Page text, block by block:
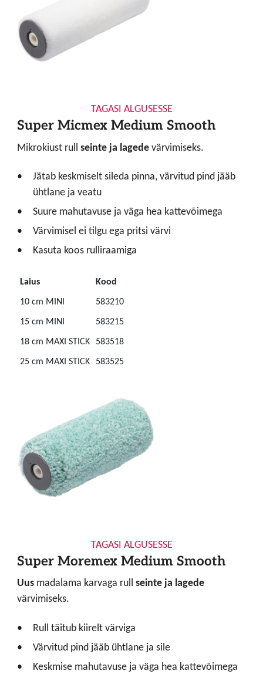
TAGASI ALGUSESSE
Super Micmex Medium Smooth
Mikrokiust rull seinte ja lagedevärvimiseks.
Jätab keskmiselt sileda pinna, värvitud pind jääb
ühtlane ja veatu
Suure mahutavuse ja väga hea kattevõimega
Värvimisel ei tilgu ega pritsi värvi
Kasuta koos rulliraamiga
Laius
Kood
10 cm MINI
583210
15 cm MINI
583215
18 cm MAXI STICK 583518
25 cm MAXI STICK 583525
TAGASI ALGUSESSE
Super Moremex Medium Smooth
Uusmadalama karvaga rull seinte ja lagede
värvimiseks.
Rull täitub kiirelt värviga
Värvitud pind jääb ühtlane ja sile
Keskmise mahutavuse ja väga hea kattevõimega